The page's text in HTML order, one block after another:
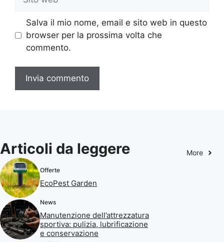
web
Salva il mio nome, email e sito web in questo
browser per la prossima volta che
commento.
Articoli da leggere More
Offerte
EcoPest Garden
News
Manutenzione dell’attrezzatura
sportiva: pulizia, lubrificazione
e conservazione